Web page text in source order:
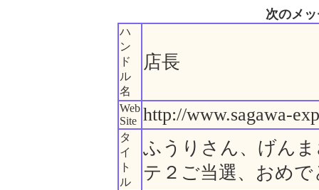
次のメ
ハ
ン
ド
ル
名
店長
Web
Site http://www.sagawa-
タ
イ
ト
ル
ふうりさん、げん
テ２ご当選、おめ